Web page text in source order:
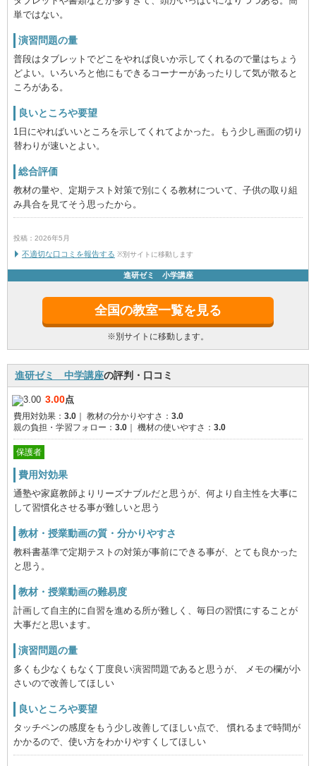
単ではない。
演習問題の量
普段はタブレットでどこをやれば良いか示してくれるので量はちょう
どよい。いろいろと他にもできるコーナーがあったりして気が散ると
ころがある。
良いところや要望
1日にやればいいところを示してくれてよかった。もう少し画面の切り
替わりが速いとよい。
総合評価
教材の量や、定期テスト対策で別にくる教材について、子供の取り組
み具合を見てそう思ったから。
投稿：2026年5月
不適切な口コミを報告する ※別サイトに移動します
進研ゼミ 小学講座
全国の教室一覧を見る
※別サイトに移動します。
進研ゼミ 中学講座の評判・口コミ
3.00点
費用対効果： 3.0 教材の分かりやすさ： 3.0
親の負担・学習フォロー： 3.0 機材の使いやすさ： 3.0
保護者
費用対効果
通塾や家庭教師よりリーズナブルだと思うが、何より自主性を大事に
して習慣化させる事が難しいと思う
教材・授業動画の質・分かりやすさ
教科書基準で定期テストの対策が事前にできる事が、とても良かった
と思う。
教材・授業動画の難易度
計画して自主的に自習を進める所が難しく、毎日の習慣にすることが
大事だと思います。
演習問題の量
多くも少なくもなく丁度良い演習問題であると思うが、 メモの欄が小
さいので改善してほしい
良いところや要望
タッチペンの感度をもう少し改善してほしい点で、 慣れるまで時間が
かかるので、使い方をわかりやすくしてほしい